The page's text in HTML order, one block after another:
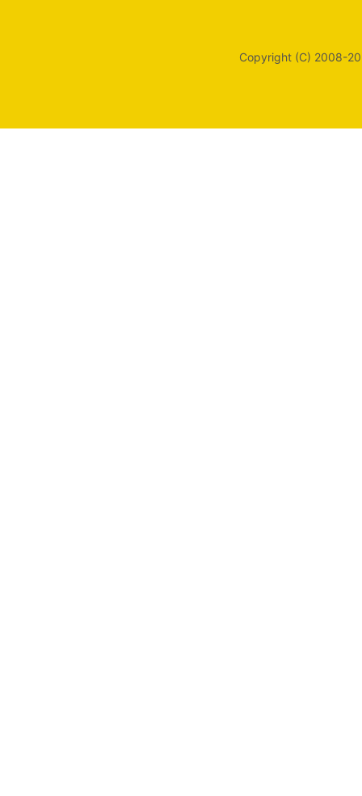
Copyright (C) 2008-